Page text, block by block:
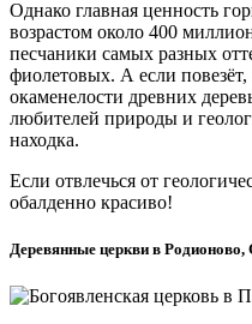
Однако главная ценность
возрастом около 400
песчаники самых разных
фиолетовых. А если
окаменелости древних
любителей природы и
находка.
Если отвлечься от
обалденно красиво!
Деревянные церкви в